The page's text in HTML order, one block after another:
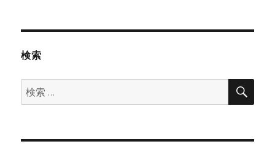
検索
検
索:
検